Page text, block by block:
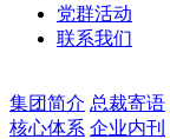
党群活动
联系我们
集团简介 总裁寄语
核心体系 企业内刊